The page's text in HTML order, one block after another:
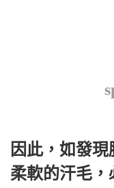
因此，如發
柔軟的汗毛